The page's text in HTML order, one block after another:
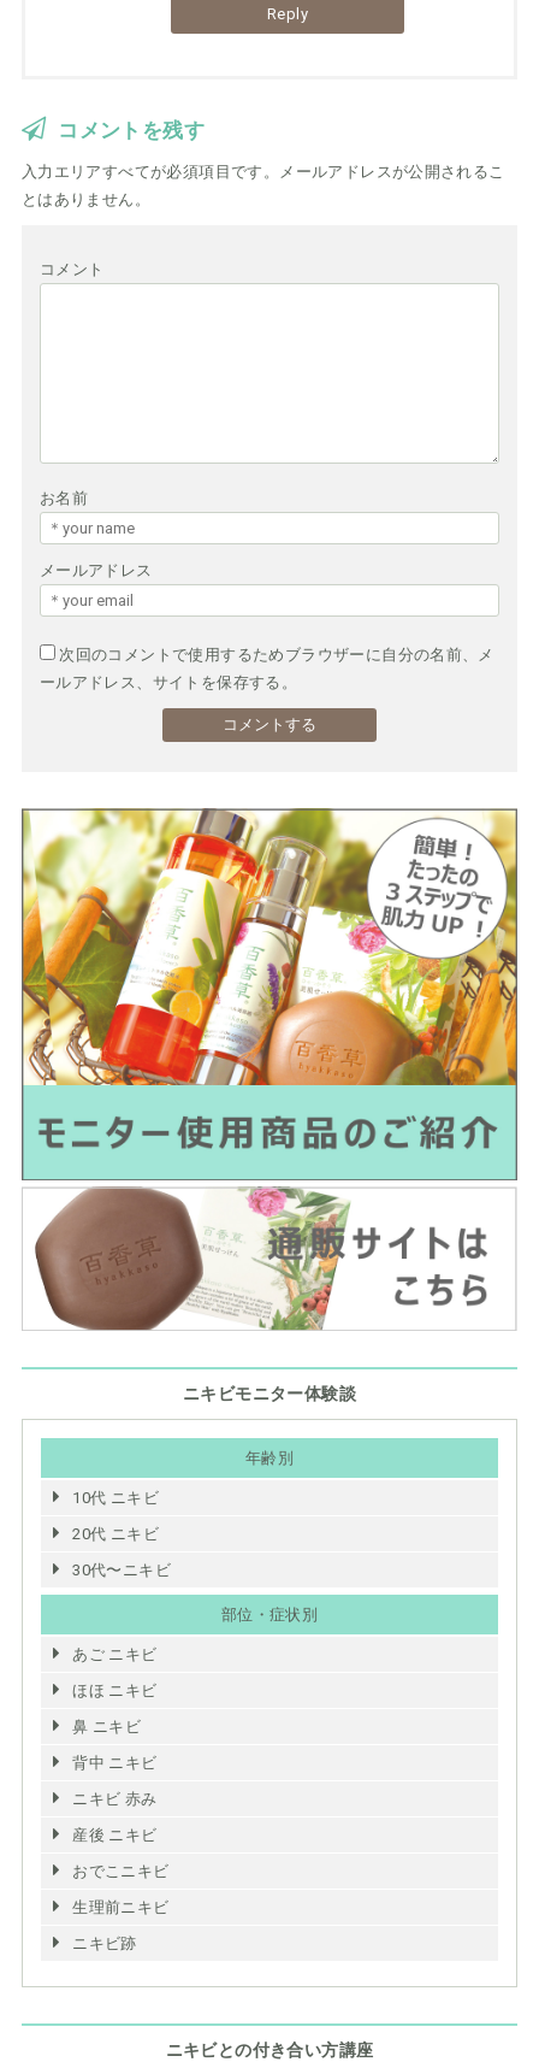
Reply
コメントを残す
入力エリアすべてが必須項目です。メールアドレスが公開されるこ
とはありません。
コメント
お名前
メールアドレス
次回のコメントで使用するためブラウザーに自分の名前、メ
ールアドレス、サイトを保存する。
ニキビモニター体験談
年齢別
10代 ニキビ
20代 ニキビ
30代〜ニキビ
部位・症状別
あご ニキビ
ほほ ニキビ
鼻 ニキビ
背中 ニキビ
ニキビ 赤み
産後 ニキビ
おでこニキビ
生理前ニキビ
ニキビ跡
ニキビとの付き合い方講座